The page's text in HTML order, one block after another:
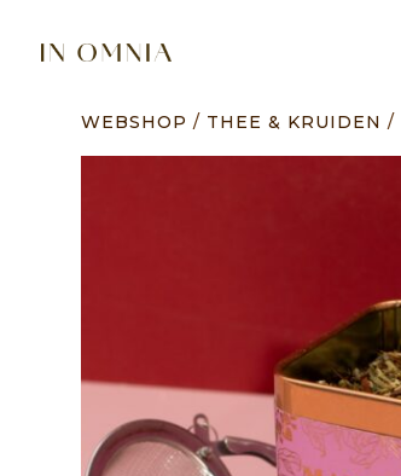
WEBSHOP / THEE & KRUIDEN /